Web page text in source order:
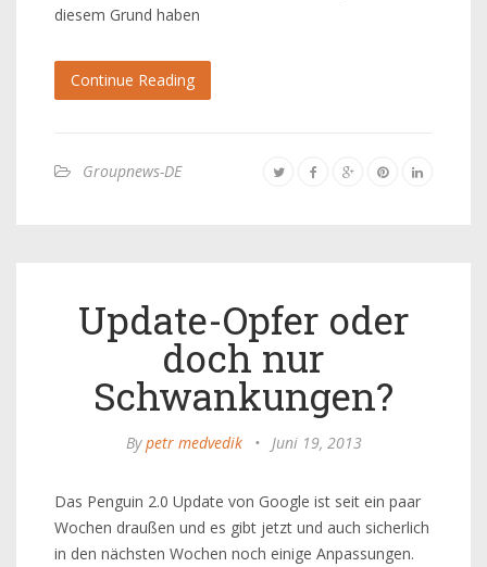
diesem Grund haben
Continue Reading
Groupnews-DE
Update-Opfer oder
doch nur
Schwankungen?
Bypetr medvedik • Juni 19, 2013
Das Penguin 2.0 Update von Google ist seit ein paar
Wochen draußen und es gibt jetzt und auch sicherlich
in den nächsten Wochen noch einige Anpassungen.